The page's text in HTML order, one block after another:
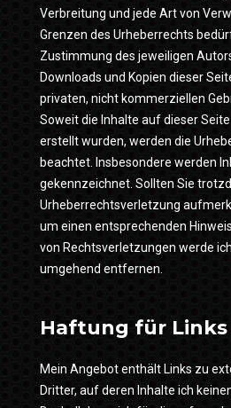
Verbreitung und jede Art von
Grenzen des Urheberrechts
Zustimmung des jeweiligen
Downloads und Kopien dieser
privaten, nicht kommerziellen
Soweit die Inhalte auf dieser
erstellt wurden, werden die
beachtet. Insbesondere werden
gekennzeichnet. Sollten Sie
Urheberrechtsverletzung
um einen entsprechenden
von Rechtsverletzungen werde
umgehend entfernen.
Haftung für Links
Mein Angebot enthält Links zu
Dritter, auf deren Inhalte ich